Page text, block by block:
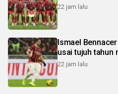
22 jam lalu
Ismael
usai tujuh tahun
22 jam lalu